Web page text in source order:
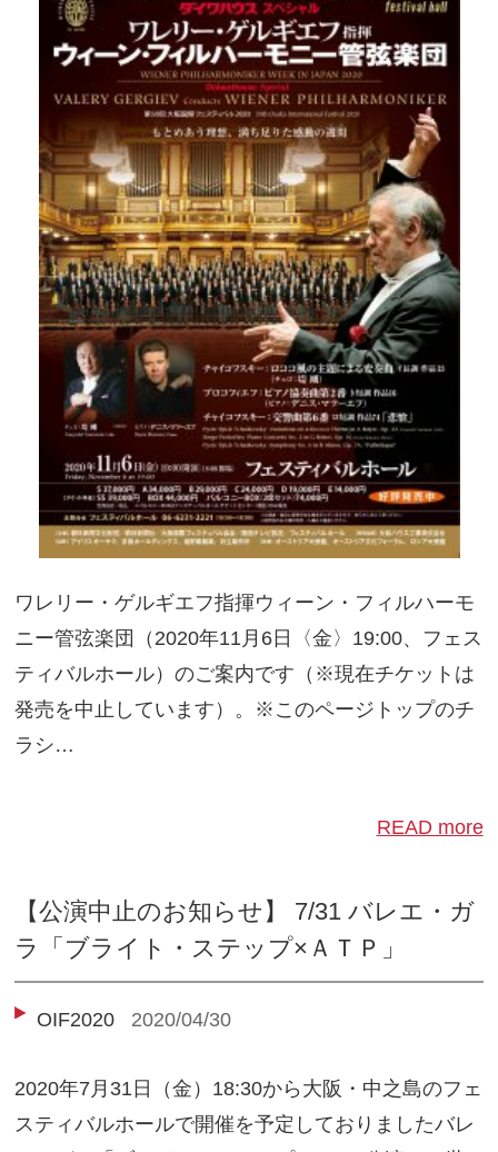
ワレリー・ゲルギエフ指揮ウィーン・フィルハーモ
ニー管弦楽団（2020年11月6日〈金〉19:00、フェス
ティバルホール）のご案内です（※現在チケットは
発売を中止しています）。※このページトップのチ
ラシ…
READ more
【公演中止のお知らせ】 7/31 バレエ・ガ
ラ「ブライト・ステップ×ＡＴＰ」
OIF2020 2020/04/30
2020年7月31日（金）18:30から大阪・中之島のフェ
スティバルホールで開催を予定しておりましたバレ